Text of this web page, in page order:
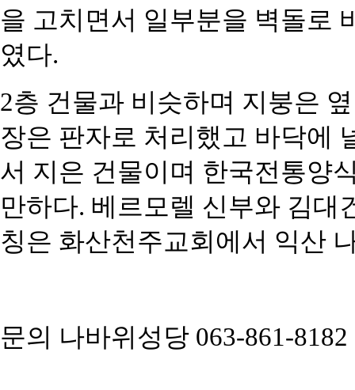
을 고치면서 일부분을 벽돌로
였다.
2층 건물과 비슷하며 지붕은
장은 판자로 처리했고 바닥에
서 지은 건물이며 한국전통양
만하다. 베르모렐 신부와 김대
칭은 화산천주교회에서 익산
문의 나바위성당 063-861-8182